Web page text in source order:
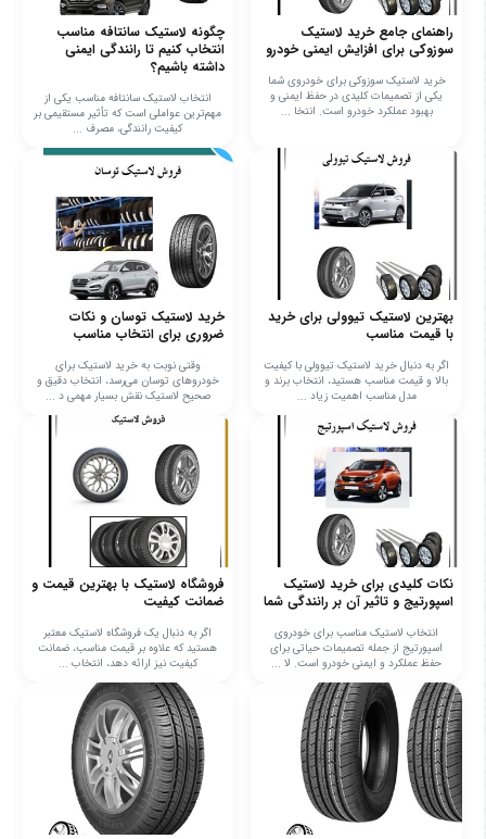
راهنمای جامع خرید لاستیک
سوزوکی برای افزایش ایمنی خودرو
خرید لاستیک سوزوکی برای خودروی شما
یکی از تصمیمات کلیدی در حفظ ایمنی و
بهبود عملکرد خودرو است. انتخا ...
چگونه لاستیک سانتافه مناسب
انتخاب کنیم تا رانندگی ایمنی
داشته باشیم؟
انتخاب لاستیک سانتافه مناسب یکی از
مهم‌ترین عواملی است که تأثیر مستقیمی بر
کیفیت رانندگی، مصرف ...
بهترین لاستیک تیوولی برای خرید
با قیمت مناسب
اگر به دنبال خرید لاستیک تیوولی با کیفیت
بالا و قیمت مناسب هستید، انتخاب برند و
مدل مناسب اهمیت زیاد ...
خرید لاستیک توسان و نکات
ضروری برای انتخاب مناسب
وقتی نوبت به خرید لاستیک برای
خودروهای توسان می‌رسد، انتخاب دقیق و
صحیح لاستیک نقش بسیار مهمی د ...
نکات کلیدی برای خرید لاستیک
اسپورتیج و تاثیر آن بر رانندگی شما
انتخاب لاستیک مناسب برای خودروی
اسپورتیج از جمله تصمیمات حیاتی برای
حفظ عملکرد و ایمنی خودرو است. لا ...
فروشگاه لاستیک با بهترین قیمت و
ضمانت کیفیت
اگر به دنبال یک فروشگاه لاستیک معتبر
هستید که علاوه بر قیمت مناسب، ضمانت
کیفیت نیز ارائه دهد، انتخاب ...